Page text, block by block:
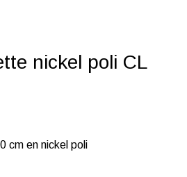
nickel poli CL
de 90 cm en nickel poli